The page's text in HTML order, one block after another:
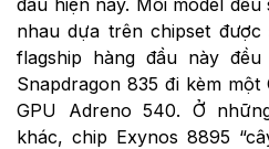
nhau dựa trên chipset
flagship hàng đầu này
Snapdragon 835 đi kèm
GPU Adreno 540. Ở
khác, chip Exynos 8895